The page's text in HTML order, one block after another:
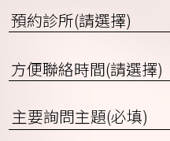
行
動
電
話
的
ID
預
約
所
選
擇)
方
便
聯
絡
詢
問